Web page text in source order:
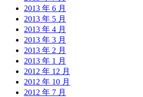
2013 年 6 月
2013 年 5 月
2013 年 4 月
2013 年 3 月
2013 年 2 月
2013 年 1 月
2012 年 12 月
2012 年 10 月
2012 年 7 月